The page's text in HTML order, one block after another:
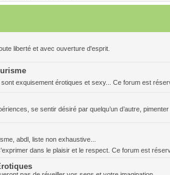
liberté et avec ouverture d'esprit.
exquisement érotiques et sexy... Ce forum est
se sentir désiré par quelqu’un d’autre, pimenter
abdl, liste non exhaustive...
dans le plaisir et le respect. Ce forum est